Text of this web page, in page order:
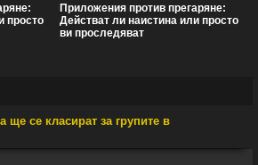
просто
Приложения против прегаряне:
Действат ли наистина или просто
ви проследяват
ще се класират за групите в